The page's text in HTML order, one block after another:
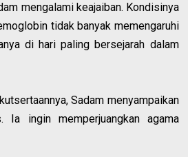
mengalami keajaiban. Kondisinya
tidak banyak memengaruhi
di hari paling bersejarah dalam
Sadam menyampaikan
Ia ingin memperjuangkan agama